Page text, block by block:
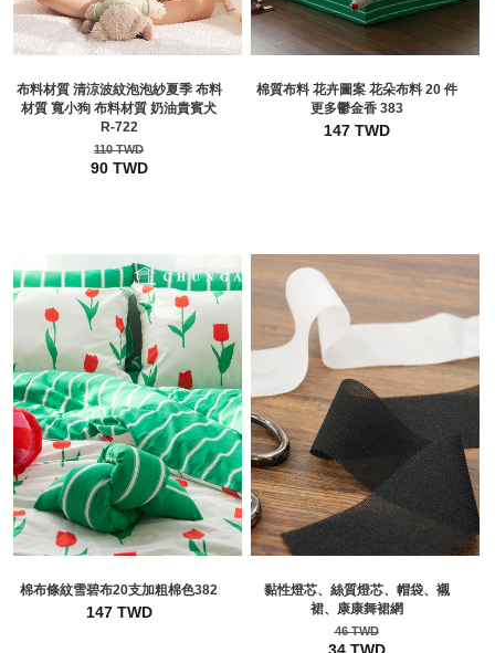
布料材質 清涼波紋泡泡紗夏季 布料
材質 寬小狗 布料材質 奶油貴賓犬
R-722
110 TWD
90 TWD
棉質布料 花卉圖案 花朵布料 20 件
更多鬱金香 383
147 TWD
棉布條紋雪碧布20支加粗棉色382
147 TWD
黏性燈芯、絲質燈芯、帽袋、襯
裙、康康舞裙網
46 TWD